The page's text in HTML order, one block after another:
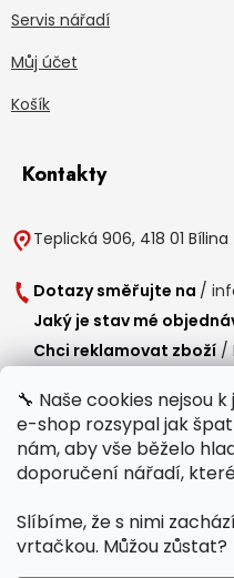
🔧 Naše cookies nejsou
e-shop rozsypal jak
nám, aby vše běželo
doporučení nářadí,
Slíbíme, že s nimi
vrtačkou. Můžou zůstat?
Servis nářadí
Můj účet
Košík
Kontakty
Teplická 906, 418 01 Bílina
Dotazy směřujte na /
Jaký je stav mé
Chci reklamovat zboží /
Provozní doba
Po-Čt / 8:00 - 15:00
Polední přestávka /11:00